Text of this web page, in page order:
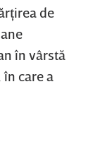
de
în vârstă
în care a